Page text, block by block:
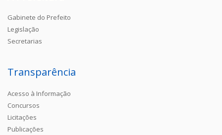
Gabinete do Prefeito
Legislação
Secretarias
Transparência
Acesso à Informação
Concursos
Licitações
Publicações